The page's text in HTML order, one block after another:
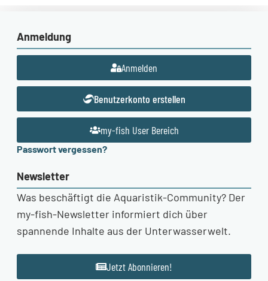
Anmeldung
Anmelden
Benutzerkonto erstellen
my-fish User Bereich
Passwort vergessen?
Newsletter
Was beschäftigt die Aquaristik-Community? Der
my-fish-Newsletter informiert dich über
spannende Inhalte aus der Unterwasserwelt.
Jetzt Abonnieren!